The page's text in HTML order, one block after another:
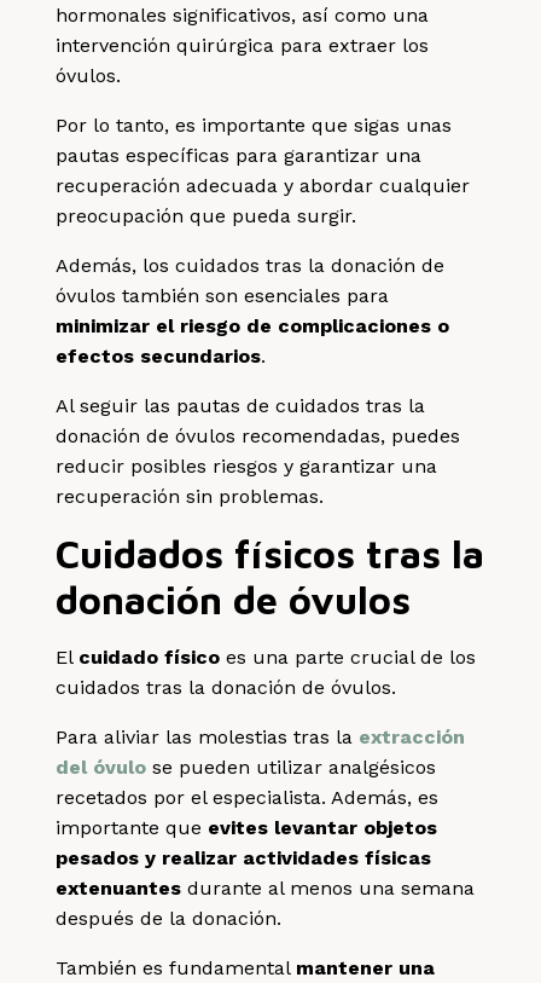
hormonales significativos, así como una
intervención quirúrgica para extraer los
óvulos.
Por lo tanto, es importante que sigas unas
pautas específicas para garantizar una
recuperación adecuada y abordar cualquier
preocupación que pueda surgir.
Además, los cuidados tras la donación de
óvulos también son esenciales para
minimizar el riesgo de complicaciones o
efectos secundarios.
Al seguir las pautas de cuidados tras la
donación de óvulos recomendadas, puedes
reducir posibles riesgos y garantizar una
recuperación sin problemas.
Cuidados físicos tras la
donación de óvulos
El cuidado físico es una parte crucial de los
cuidados tras la donación de óvulos.
Para aliviar las molestias tras la extracción
del óvulo se pueden utilizar analgésicos
recetados por el especialista. Además, es
importante que evites levantar objetos
pesados y realizar actividades físicas
extenuantes durante al menos una semana
después de la donación.
También es fundamental mantener una